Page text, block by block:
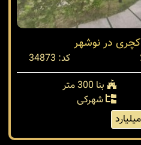
در نوشهر
کد: 34873
بنا 300 متر
شهرکی